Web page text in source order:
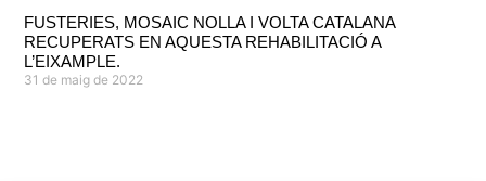
FUSTERIES, MOSAIC NOLLA I VOLTA CATALANA
RECUPERATS EN AQUESTA REHABILITACIÓ A
L’EIXAMPLE.
31 de maig de 2022